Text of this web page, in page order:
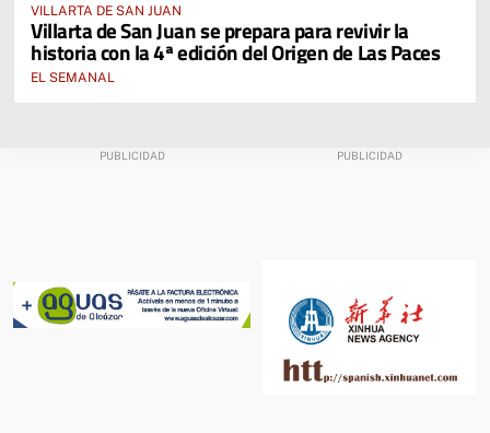
VILLARTA DE SAN JUAN
Villarta de San Juan se prepara para revivir la
historia con la 4ª edición del Origen de Las Paces
EL SEMANAL